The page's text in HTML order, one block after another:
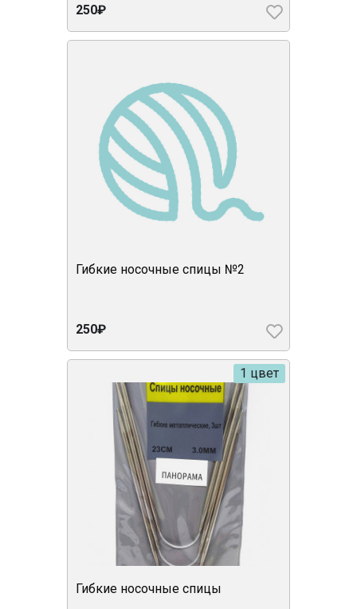
250₽
Гибкие носочные спицы №2
250₽
Гибкие носочные спицы
1 цвет